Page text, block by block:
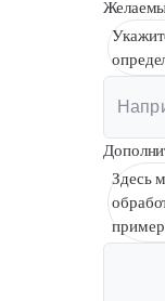
Здесь
пример